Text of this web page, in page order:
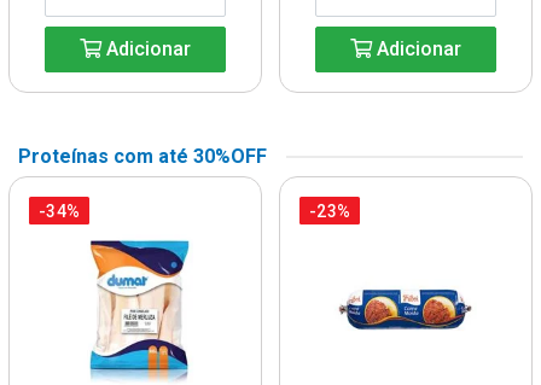
Adicionar Adicionar
Proteínas com até 30%OFF
-34% -23%